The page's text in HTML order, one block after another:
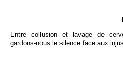
Entre collusion et lavage de
gardons-nous le silence face aux